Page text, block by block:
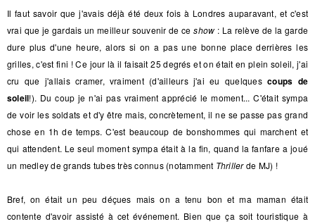
Il faut savoir que j'avais déjà été deux fois à Londres auparavant, et c'est
vrai que je gardais un meilleur souvenir de ceshow : La relève de la garde
dure plus d'une heure, alors si on a pas une bonne place derrières les
grilles, c'est fini ! Ce jour là il faisait 25 degrés et on était en plein soleil, j'ai
cru que j'allais cramer, vraiment (d'ailleurs j'ai eu quelquescoups de
soleil!). Du coup je n'ai pas vraiment apprécié le moment... C'était sympa
de voir les soldats et d'y être mais, concrètement, il ne se passe pas grand
chose en 1h de temps. C'est beaucoup de bonshommes qui marchent et
qui attendent. Le seul moment sympa était à la fin, quand la fanfare a joué
un medley de grands tubes très connus (notamment Thrillerde MJ) !
Bref, on était un peu déçues mais on a tenu bon et ma maman était
contente d'avoir assisté à cet événement. Bien que ça soit touristique à